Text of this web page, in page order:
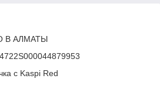
В АЛМАТЫ
с Kaspi Red